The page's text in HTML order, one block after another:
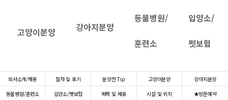
고양이분양 강아지분양
동물병원/
훈련소
입양소/
펫보험
회사소개/채용 절차 및 후기 분양전 Tip 고양이분양
강아지분양
동물병원/훈련소
입양소/펫보험 혜택 및 제휴 시설 및 위치 ★방문예약